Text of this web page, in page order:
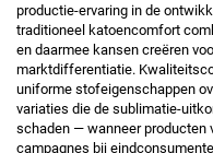
productie-ervaring in de
traditioneel katoencomfort
en daarmee kansen creëren
marktdifferentiatie.
uniforme stofeigenschappen
variaties die de sublimatie-
schaden — wanneer producten
campagnes bij